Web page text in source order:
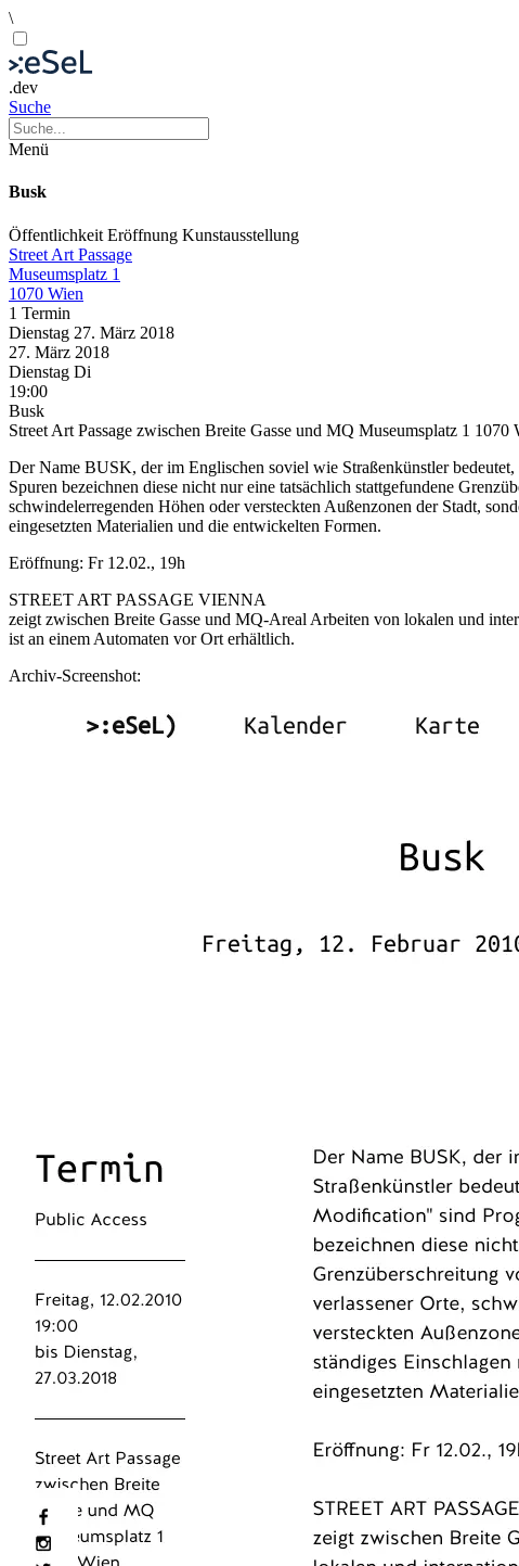
\
.dev
Suche
Menü
Busk
Öffentlichkeit Eröffnung Kunstausstellung
Street Art Passage
Museumsplatz 1
1070 Wien
1 Termin
Dienstag 27. März 2018
27. März 2018
Dienstag Di
19:00
Busk
Street Art Passage zwischen Breite Gasse und MQ Museumsplatz 1 1070
Der Name BUSK, der im Englischen soviel wie Straßenkünstler
Spuren bezeichnen diese nicht nur eine tatsächlich stattgefundene
schwindelerregenden Höhen oder versteckten Außenzonen der Stadt,
eingesetzten Materialien und die entwickelten Formen.
Eröffnung: Fr 12.02., 19h
STREET ART PASSAGE VIENNA
zeigt zwischen Breite Gasse und MQ-Areal Arbeiten von lokalen und
ist an einem Automaten vor Ort erhältlich.
Archiv-Screenshot: